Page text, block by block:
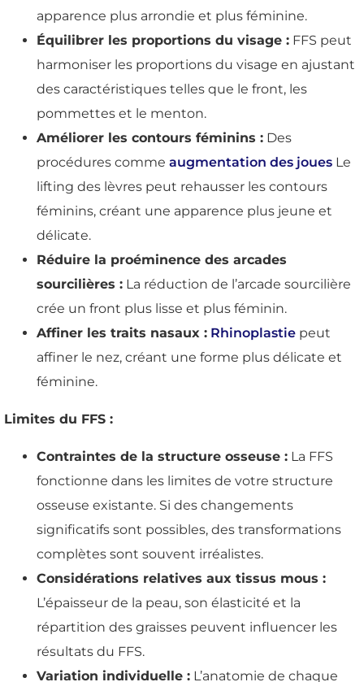
apparence plus arrondie et plus féminine.
Équilibrer les proportions du visage : FFS peut
harmoniser les proportions du visage en ajustant
des caractéristiques telles que le front, les
pommettes et le menton.
Améliorer les contours féminins : Des
procédures comme augmentation des joues Le
lifting des lèvres peut rehausser les contours
féminins, créant une apparence plus jeune et
délicate.
Réduire la proéminence des arcades
sourcilières : La réduction de l’arcade sourcilière
crée un front plus lisse et plus féminin.
Affiner les traits nasaux : Rhinoplastie peut
affiner le nez, créant une forme plus délicate et
féminine.
Limites du FFS :
Contraintes de la structure osseuse : La FFS
fonctionne dans les limites de votre structure
osseuse existante. Si des changements
significatifs sont possibles, des transformations
complètes sont souvent irréalistes.
Considérations relatives aux tissus mous :
L’épaisseur de la peau, son élasticité et la
répartition des graisses peuvent influencer les
résultats du FFS.
Variation individuelle : L’anatomie de chaque